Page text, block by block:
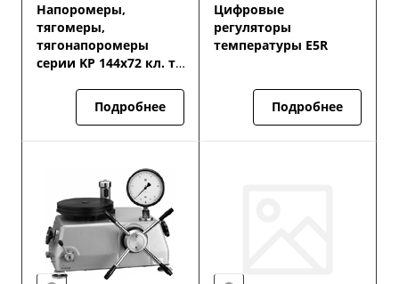
Напоромеры,
тягомеры,
тягонапоромеры
серии KP 144х72 кл. т.
Подробнее
Цифровые
регуляторы
температуры E5R
Подробнее